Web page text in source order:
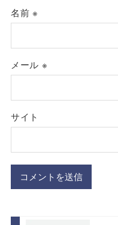
名前※
メール ※
サイト